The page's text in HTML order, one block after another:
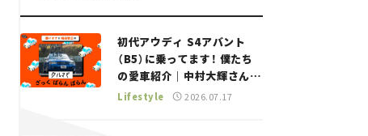
初代アウディ S4アバント
（B5）に乗ってます！ 僕たち
の愛車紹介｜中村大輝さん
——瀬イオナと嶋田智之の
Lifestyle 2026.07.17